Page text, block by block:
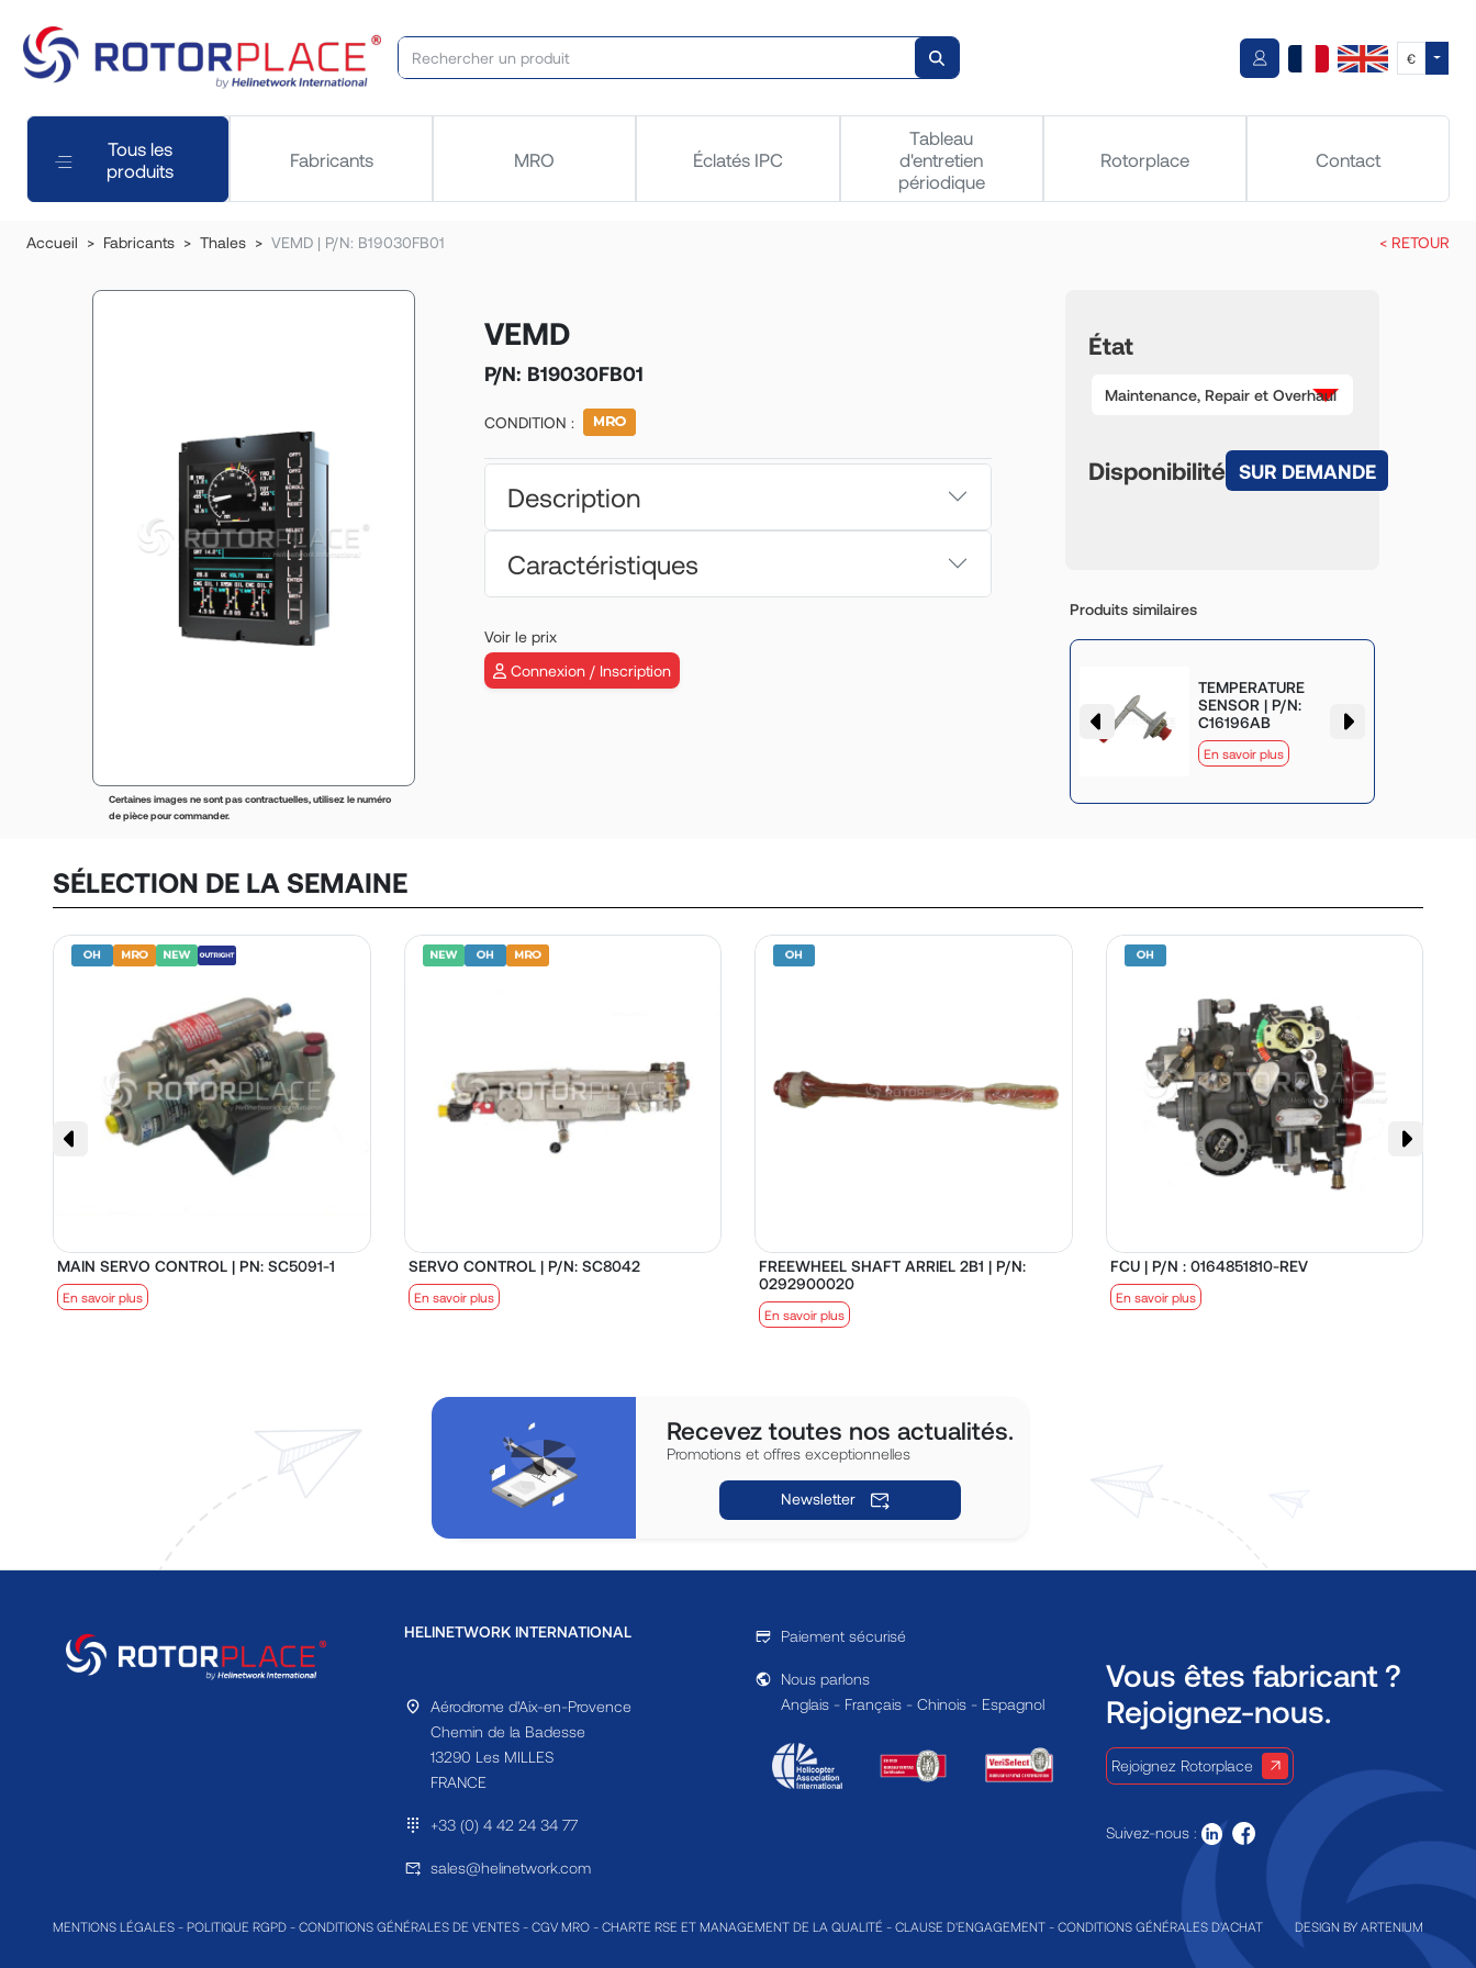
€
Tous les
produits
Fabricants MRO Éclatés IPC
Tableau
d'entretien
périodique
Rotorplace Contact
Accueil Fabricants Thales VEMD | P/N: B19030FB01 < RETOUR
Certaines images ne sont pas contractuelles, utilisez le numéro
de pièce pour commander.
VEMD
P/N: B19030FB01
CONDITION :
Description
Caractéristiques
Voir le prix
Connexion / Inscription
État
Maintenance, Repair et Overhaul
Disponibilité SUR DEMANDE
Produits similaires
TEMPERATURE
SENSOR | P/N:
C16196AB
En savoir plus
SÉLECTION DE LA SEMAINE
MAIN SERVO CONTROL | PN: SC5091-1
En savoir plus
SERVO CONTROL | P/N: SC8042
En savoir plus
FREEWHEEL SHAFT ARRIEL 2B1 | P/N:
0292900020
En savoir plus
FCU | P/N : 0164851810-REV
En savoir plus
Recevez toutes nos actualités.
Promotions et offres exceptionnelles
Newsletter
HELINETWORK INTERNATIONAL
Aérodrome d'Aix-en-Provence
Chemin de la Badesse
13290 Les MILLES
FRANCE
+33 (0) 4 42 24 34 77
sales@helinetwork.com
Paiement sécurisé
Nous parlons
Anglais - Français - Chinois - Espagnol
Vous êtes fabricant ?
Rejoignez-nous.
Rejoignez Rotorplace
Suivez-nous :
MENTIONS LÉGALES - POLITIQUE RGPD - CONDITIONS GÉNÉRALES DE VENTES - CGV MRO - CHARTE RSE ET MANAGEMENT DE LA QUALITÉ - CLAUSE D'ENGAGEMENT - CONDITIONS GÉNÉRALES D'ACHAT DESIGN BY ARTENIUM